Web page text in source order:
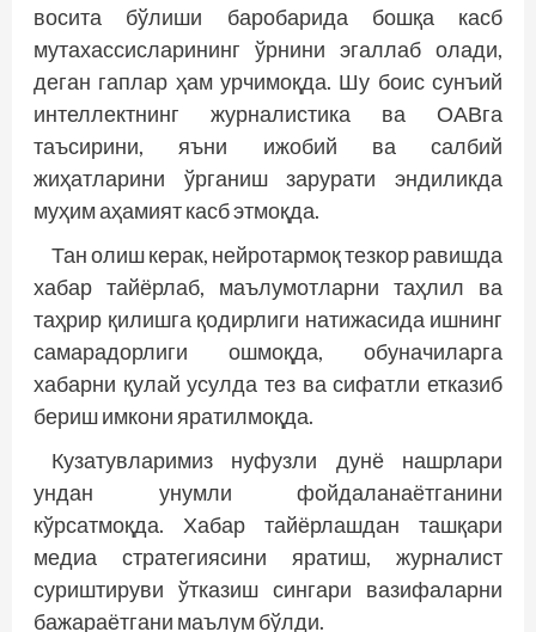
восита бўлиши баробарида бошқа касб
мутахассисларининг ўрнини эгаллаб олади,
деган гаплар ҳам урчимоқда. Шу боис сунъий
интеллектнинг журналистика ва ОАВга
таъсирини, яъни ижобий ва салбий
жиҳатларини ўрганиш зарурати эндиликда
муҳим аҳамият касб этмоқда.
Тан олиш керак, нейротармоқ тезкор равишда
хабар тайёрлаб, маълумотларни таҳлил ва
таҳрир қилишга қодирлиги натижасида ишнинг
самарадорлиги ошмоқда, обуначиларга
хабарни қулай усулда тез ва сифатли етказиб
бериш имкони яратилмоқда.
Кузатувларимиз нуфузли дунё нашрлари
ундан унумли фойдаланаётганини
кўрсатмоқда. Хабар тайёрлашдан ташқари
медиа стратегиясини яратиш, журналист
суриштируви ўтказиш сингари вазифаларни
бажараётгани маълум бўлди.